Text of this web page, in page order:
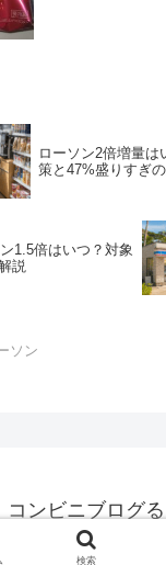
ローソン2倍増量は
策と47%盛りすぎ
1.5倍はいつ？対象
説
ソン
コンビニブログる
2008 コンビニブログ
検索